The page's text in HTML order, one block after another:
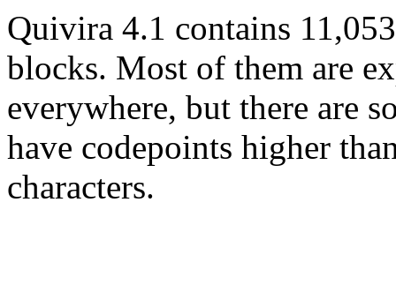
Quivira 4.1 contains
blocks. Most of them are
everywhere, but there are
have codepoints higher
characters.